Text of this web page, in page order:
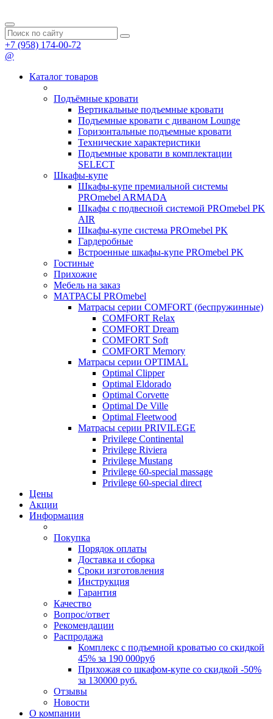
+7 (958) 174-00-72
@
Каталог товаров
Подъёмные кровати
Вертикальные подъемные кровати
Подъемные кровати с диваном Lounge
Горизонтальные подъемные кровати
Технические характеристики
Подъемные кровати в комплектации
SELECT
Шкафы-купе
Шкафы-купе премиальной системы
PROmebel ARMADA
Шкафы с подвесной системой PROmebel PK
AIR
Шкафы-купе система PROmebel PK
Гардеробные
Встроенные шкафы-купе PROmebel PK
Гостиные
Прихожие
Мебель на заказ
МАТРАСЫ PROmebel
Матрасы серии COMFORT (беспружинные)
COMFORT Relax
COMFORT Dream
COMFORT Soft
COMFORT Memory
Матрасы серии OPTIMAL
Optimal Clipper
Optimal Eldorado
Optimal Corvette
Optimal De Ville
Optimal Fleetwood
Матрасы серии PRIVILEGE
Privilege Continental
Privilege Riviera
Privilege Mustang
Privilege 60-special massage
Privilege 60-special direct
Цены
Акции
Информация
Покупка
Порядок оплаты
Доставка и сборка
Сроки изготовления
Инструкция
Гарантия
Качество
Вопрос/ответ
Рекомендации
Распродажа
Комплекс с подъемной кроватью со скидкой
45% за 190 000руб
Прихожая со шкафом-купе со скидкой -50%
за 130000 руб.
Отзывы
Новости
О компании